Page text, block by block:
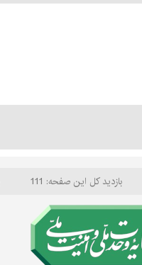
بازدید کل این صفحه: 111